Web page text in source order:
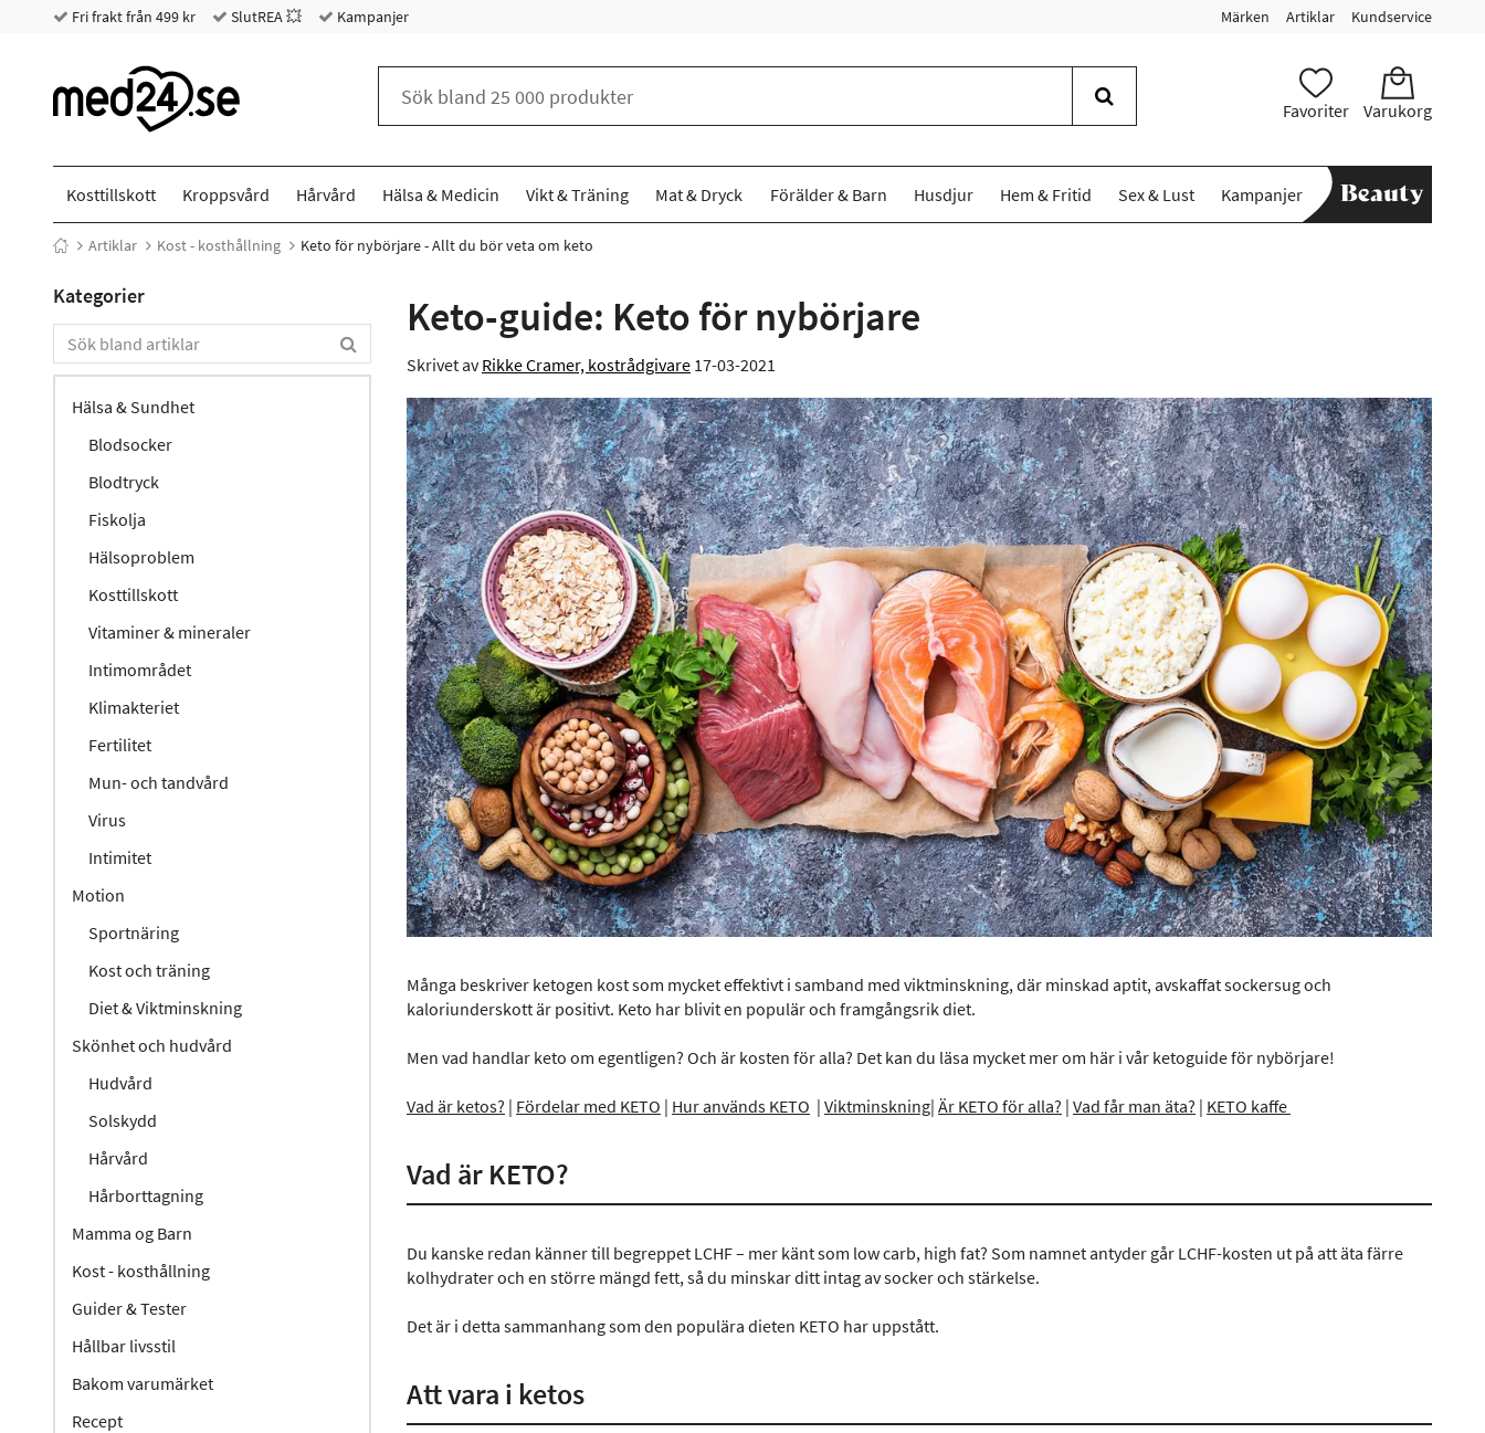
Fri frakt från 499 kr SlutREA 💥 Kampanjer Märken Artiklar Kundservice
Favoriter Varukorg
Kosttillskott Kroppsvård Hårvård Hälsa & Medicin Vikt & Träning Mat & Dryck Förälder & Barn Husdjur Hem & Fritid Sex & Lust Kampanjer
Artiklar Kost - kosthållning Keto för nybörjare - Allt du bör veta om keto
Kategorier
Hälsa & Sundhet
Blodsocker
Blodtryck
Fiskolja
Hälsoproblem
Kosttillskott
Vitaminer & mineraler
Intimområdet
Klimakteriet
Fertilitet
Mun- och tandvård
Virus
Intimitet
Motion
Sportnäring
Kost och träning
Diet & Viktminskning
Skönhet och hudvård
Hudvård
Solskydd
Hårvård
Hårborttagning
Mamma og Barn
Kost - kosthållning
Guider & Tester
Hållbar livsstil
Bakom varumärket
Recept
Keto-guide: Keto för nybörjare
Skrivet avRikke Cramer, kostrådgivare 17-03-2021
Många beskriver ketogen kost som mycket effektivt i samband med viktminskning, där minskad aptit, avskaffat sockersug och
kaloriunderskott är positivt. Keto har blivit en populär och framgångsrik diet.
Men vad handlar keto om egentligen? Och är kosten för alla? Det kan du läsa mycket mer om här i vår ketoguide för nybörjare!
Vad är ketos? | Fördelar med KETO | Hur används KETO | Viktminskning| Är KETO för alla? | Vad får man äta? | KETO kaffe
Vad är KETO?
Du kanske redan känner till begreppet LCHF – mer känt som low carb, high fat? Som namnet antyder går LCHF-kosten ut på att äta färre
kolhydrater och en större mängd fett, så du minskar ditt intag av socker och stärkelse.
Det är i detta sammanhang som den populära dieten KETO har uppstått.
Att vara i ketos